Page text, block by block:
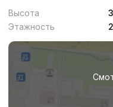
Высота
Этажность